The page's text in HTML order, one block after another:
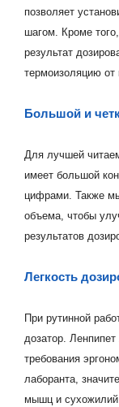
позволяет
шагом. Кроме
результат
термоизоляцию от
Большой и
Для лучшей
имеет большой
цифрами. Также
объема, чтобы
результатов
Легкость
При рутинной
дозатор.
требования
лаборанта,
мышц и сухожилий